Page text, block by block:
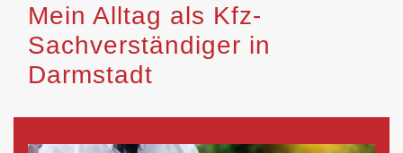
Mein Alltag als Kfz-
Sachverständiger in
Darmstadt